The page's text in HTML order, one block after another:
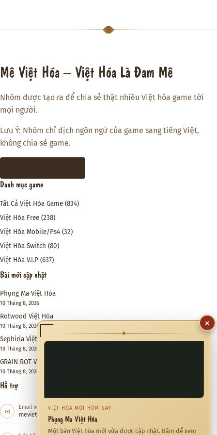
Mê Việt Hóa – Việt Hóa Là Đam Mê
Nhóm được tạo ra để chia sẻ thật nhiều Việt hóa game tới
mọi người.
Lưu Ý: Nhóm chỉ dịch ngôn ngữ của game sang tiếng Việt,
không chia sẻ game.
Danh mục game
Tất Cả Việt Hóa Game (834)
Việt Hóa Free (238)
Việt Hóa Mobile/Ps4 (32)
Việt Hóa Switch (80)
Việt Hóa V.I.P (637)
Bài mới cập nhật
Phụng Ma Việt Hóa
10 Tháng 8, 2026
Rotwood Việt Hóa
10 Tháng 8, 2026
Sephiria Việt Hóa
10 Tháng 8, 2026
GRAIN ROT Việt Hóa
10 Tháng 8, 2026
Hỗ trợ
✉ Email hỗ trợ
meviethoa@gmail.com
×
◆
VIỆT HÓA MỚI HÔM NAY
Phụng Ma Việt Hóa
Một bản Việt hóa mới vừa được cập nhật. Bấm để xem